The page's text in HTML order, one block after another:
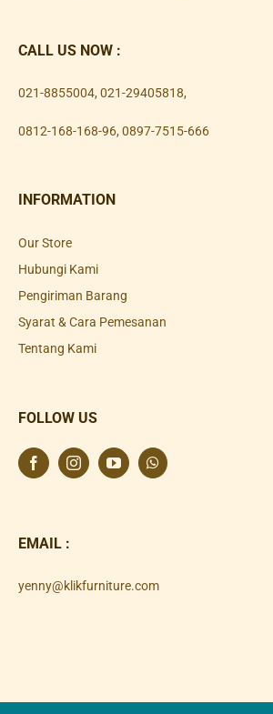
CALL US NOW :
021-8855004, 021-29405818,
0812-168-168-96, 0897-7515-666
INFORMATION
Our Store
Hubungi Kami
Pengiriman Barang
Syarat & Cara Pemesanan
Tentang Kami
FOLLOW US
EMAIL :
yenny@klikfurniture.com